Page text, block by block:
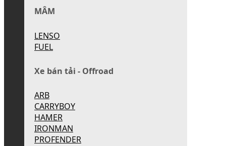
MÂM
LENSO
FUEL
Xe bán tải - Offroad
ARB
CARRYBOY
HAMER
IRONMAN
PROFENDER